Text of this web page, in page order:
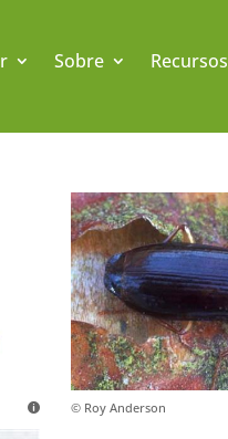
Sobre Recursos
© Roy Anderson